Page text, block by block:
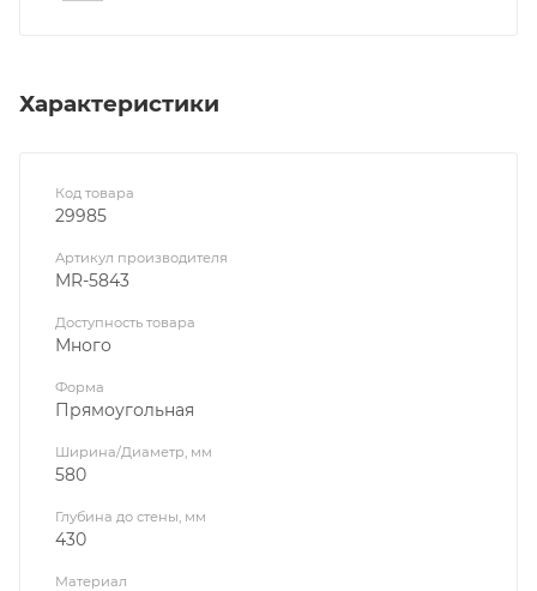
Характеристики
Код товара
29985
Артикул производителя
MR-5843
Доступность товара
Много
Форма
Прямоугольная
Ширина/Диаметр, мм
580
Глубина до стены, мм
430
Материал